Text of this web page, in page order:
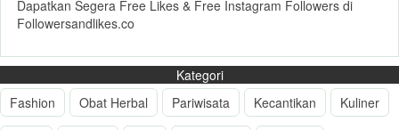
Dapatkan Segera Free Likes & Free Instagram Followers di
Followersandlikes.co
Kategori
Fashion
Obat Herbal Pariwisata Kecantikan Kuliner